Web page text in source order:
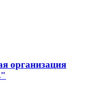
организация